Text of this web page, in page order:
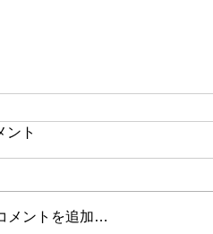
ント
メントを追加…